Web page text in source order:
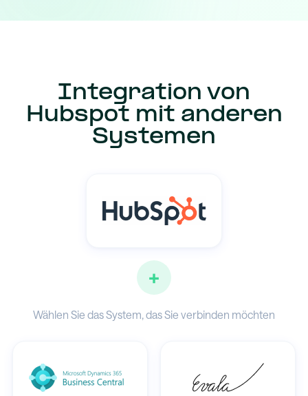
Integration von
Hubspot mit anderen
Systemen
+
Wählen Sie das System, das Sie verbinden möchten